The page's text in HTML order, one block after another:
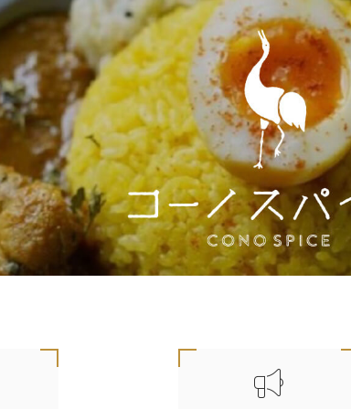
並みと一体化した商業施設です。